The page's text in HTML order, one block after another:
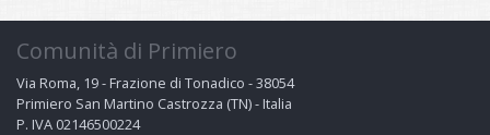
Comunità di Primiero
Via Roma, 19 - Frazione di Tonadico - 38054
Primiero San Martino Castrozza (TN) - Italia
P. IVA 02146500224